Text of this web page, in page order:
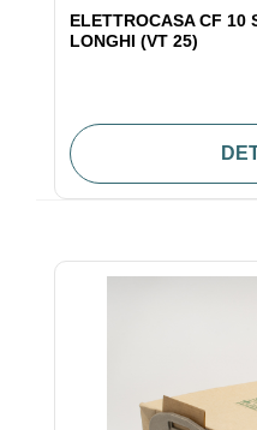
ELETTROCASA CF 10
LONGHI (VT 25)